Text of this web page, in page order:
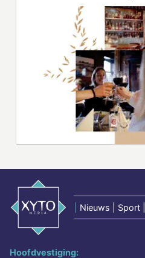
Nieuws | Sport
Hoofdvestiging: